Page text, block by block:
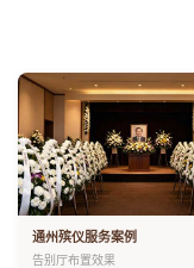
通州殡仪服务案例
告别厅布置效果